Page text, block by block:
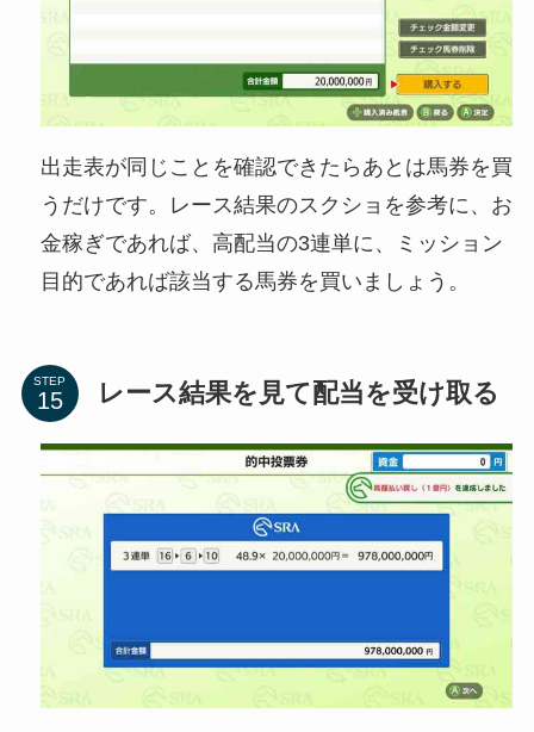
出走表が同じことを確認できたらあとは馬券を買
うだけです。レース結果のスクショを参考に、お
金稼ぎであれば、高配当の3連単に、ミッション
目的であれば該当する馬券を買いましょう。
STEP レース結果を見て配当を受け取る